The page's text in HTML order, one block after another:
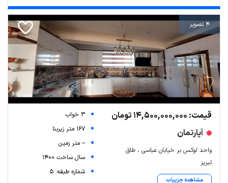
4 تصویر
قیمت: 14,500,000,000 تومان
آپارتمان
واحد لوکس بر خیابان عباسی ، طاق
تبریز
مشاهده جزییات
3 خواب
167 متر زیربنا
-- متر زمین
سال ساخت 1400
شماره طبقه: 5